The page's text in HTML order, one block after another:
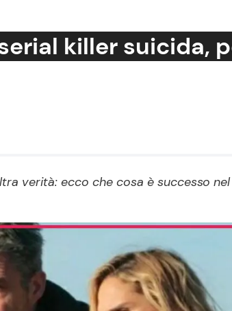
Le Ricette in TV
Ricette Facili e
Ricette Feste
Ricette per Bambini
killer suicida,
verità: ecco che cosa è successo